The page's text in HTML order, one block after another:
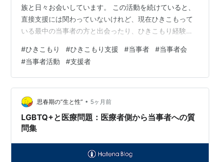
族と日々お会いしています。 この活動を続けていると、
直接支援には関わっていないけれど、現在ひきこもって
いる最中の当事者の方と出会ったり、ひきこもり経験を
ます。 最近は、そんな当事者・経験者の方々の中でもご
自身の考えや体験を書籍という形に纏めてネットで自費
出版をしたり、シンポジウムを開催して、大勢の前で、
自分のことを語る人たちがいて、私もそのようなイベン
トを一緒におこなったり、活動している当事者の方々を
応援したりしています。 この2月には、練馬区で…
#ひきこもり #ひきこもり支援 #当事者 #当事者会
#当事者活動 #支援者
思春期の“生と性” • 5ヶ月前
LGBTQ+と医療問題：医療者側から当事者への質
問集